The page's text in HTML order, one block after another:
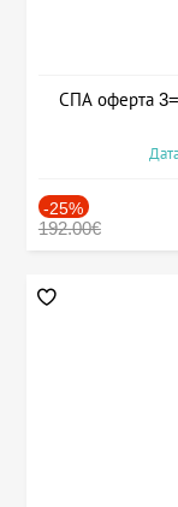
СПА оферта
-25%
192.00€